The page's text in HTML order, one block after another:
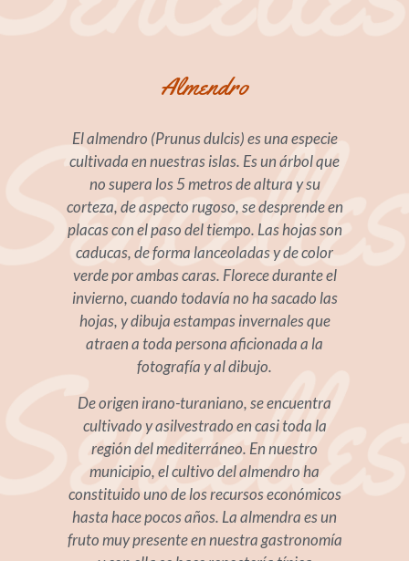
Almendro
El almendro (Prunus dulcis) es una especie
cultivada en nuestras islas. Es un árbol que
no supera los 5 metros de altura y su
corteza, de aspecto rugoso, se desprende en
placas con el paso del tiempo. Las hojas son
caducas, de forma lanceoladas y de color
verde por ambas caras. Florece durante el
invierno, cuando todavía no ha sacado las
hojas, y dibuja estampas invernales que
atraen a toda persona aficionada a la
fotografía y al dibujo.
De origen irano-turaniano, se encuentra
cultivado y asilvestrado en casi toda la
región del mediterráneo. En nuestro
municipio, el cultivo del almendro ha
constituido uno de los recursos económicos
hasta hace pocos años. La almendra es un
fruto muy presente en nuestra gastronomía